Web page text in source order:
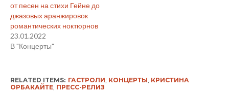
от песен на стихи Гейне до
джазовых аранжировок
романтических ноктюрнов
23.01.2022
В "Концерты"
RELATED ITEMS: ГАСТРОЛИ КОНЦЕРТЫ КРИСТИНА
ОРБАКАЙТЕ, ПРЕСС-РЕЛИЗ